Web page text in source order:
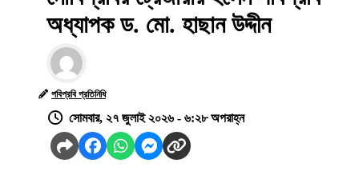
অধ্যাপক ড. মো. হাছান উদ্দীন
পবিপ্রবি প্রতিনিধি
সোমবার, ২৭ জুলাই ২০২৬ - ৬:২৮ অপরাহ্ন